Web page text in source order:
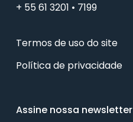
+ 55 61 3201 • 7199
Termos de uso do site
Política de privacidade
Assine nossa newsletter